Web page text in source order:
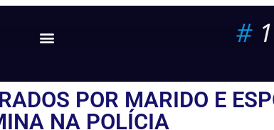
POR MARIDO E
NA POLÍCIA